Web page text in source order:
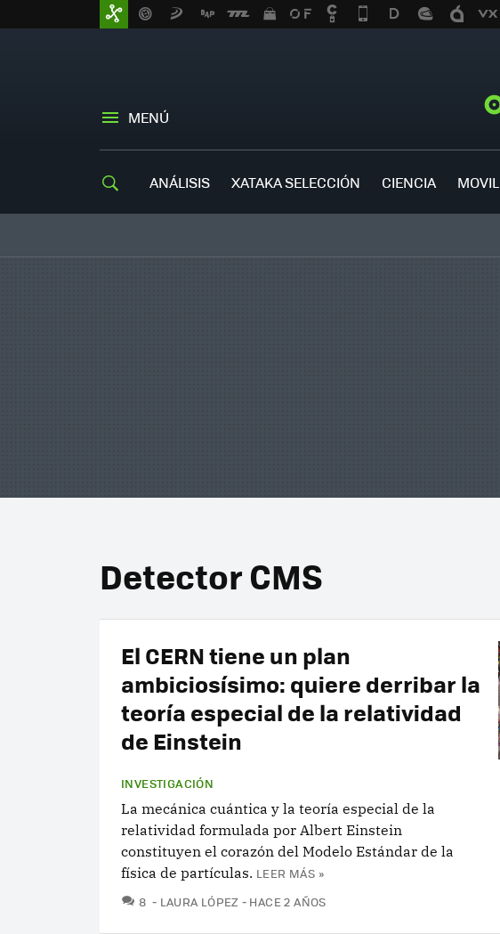
MENÚ
ANÁLISIS XATAKA SELECCIÓN CIENCIA
Detector CMS
El CERN tiene un plan
ambiciosísimo: quiere derribar la
teoría especial de la relatividad
de Einstein
INVESTIGACIÓN
La mecánica cuántica y la teoría especial de la
relatividad formulada por Albert Einstein
constituyen el corazón del Modelo Estándar de la
física de partículas. LEER MÁS »
8 COMENTARIOS
LAURA LÓPEZ HACE 2 AÑOS